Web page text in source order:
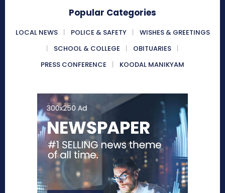
Popular Categories
LOCAL NEWS POLICE & SAFETY
WISHES & GREETINGS
SCHOOL & COLLEGE
OBITUARIES
PRESS CONFERENCE
KOODAL MANIKYAM